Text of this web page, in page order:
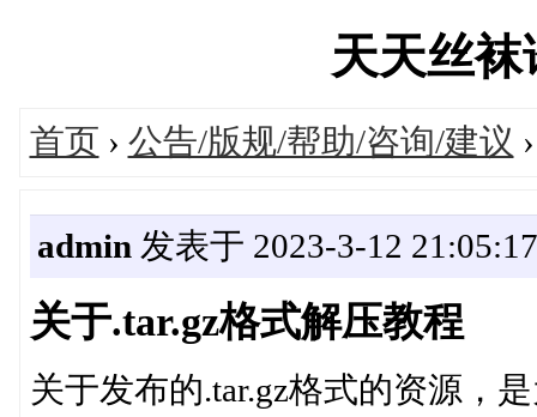
天天丝
首页 › 公告/版规/帮助/咨询/建议
admin 发表于 2023-3-12 21:05:17
关于.tar.gz格式解压教程
关于发布的.tar.gz格式的资源，